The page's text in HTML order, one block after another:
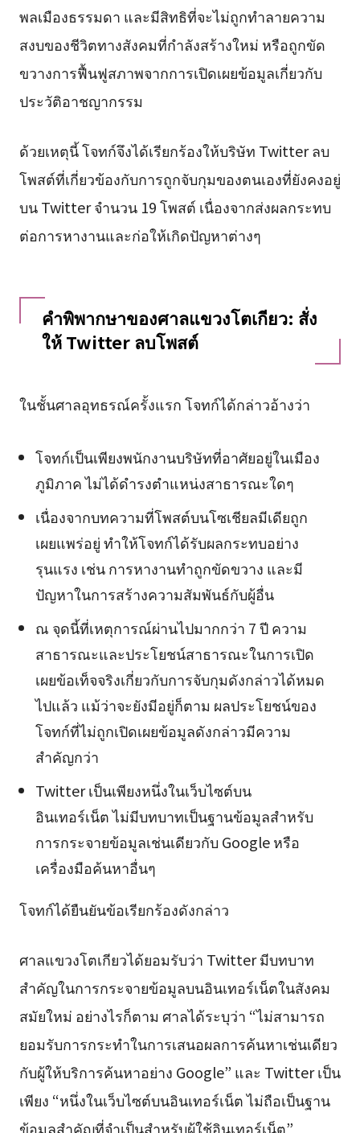
พลเมืองธรรมดา และมีสิทธิที่จะไม่ถูกทำลายความ
สงบของชีวิตทางสังคมที่กำลังสร้างใหม่ หรือถูกขัด
ขวางการฟื้นฟูสภาพจากการเปิดเผยข้อมูลเกี่ยวกับ
ประวัติอาชญากรรม
ด้วยเหตุนี้ โจทก์จึงได้เรียกร้องให้บริษัท Twitter ลบ
โพสต์ที่เกี่ยวข้องกับการถูกจับกุมของตนเองที่ยังคงอยู่
บน Twitter จำนวน 19 โพสต์ เนื่องจากส่งผลกระทบ
ต่อการหางานและก่อให้เกิดปัญหาต่างๆ
คำพิพากษาของศาลแขวงโตเกียว: สั่ง
ให้ Twitter ลบโพสต์
ในชั้นศาลอุทธรณ์ครั้งแรก โจทก์ได้กล่าวอ้างว่า
โจทก์เป็นเพียงพนักงานบริษัทที่อาศัยอยู่ในเมือง
ภูมิภาค ไม่ได้ดำรงตำแหน่งสาธารณะใดๆ
เนื่องจากบทความที่โพสต์บนโซเชียลมีเดียถูก
เผยแพร่อยู่ ทำให้โจทก์ได้รับผลกระทบอย่าง
รุนแรง เช่น การหางานทำถูกขัดขวาง และมี
ปัญหาในการสร้างความสัมพันธ์กับผู้อื่น
ณ จุดนี้ที่เหตุการณ์ผ่านไปมากกว่า 7 ปี ความ
สาธารณะและประโยชน์สาธารณะในการเปิด
เผยข้อเท็จจริงเกี่ยวกับการจับกุมดังกล่าวได้หมด
ไปแล้ว แม้ว่าจะยังมีอยู่ก็ตาม ผลประโยชน์ของ
โจทก์ที่ไม่ถูกเปิดเผยข้อมูลดังกล่าวมีความ
สำคัญกว่า
Twitter เป็นเพียงหนึ่งในเว็บไซต์บน
อินเทอร์เน็ต ไม่มีบทบาทเป็นฐานข้อมูลสำหรับ
การกระจายข้อมูลเช่นเดียวกับ Google หรือ
เครื่องมือค้นหาอื่นๆ
โจทก์ได้ยืนยันข้อเรียกร้องดังกล่าว
ศาลแขวงโตเกียวได้ยอมรับว่า Twitter มีบทบาท
สำคัญในการกระจายข้อมูลบนอินเทอร์เน็ตในสังคม
สมัยใหม่ อย่างไรก็ตาม ศาลได้ระบุว่า “ไม่สามารถ
ยอมรับการกระทำในการเสนอผลการค้นหาเช่นเดียว
กับผู้ให้บริการค้นหาอย่าง Google” และ Twitter เป็น
เพียง “หนึ่งในเว็บไซต์บนอินเทอร์เน็ต ไม่ถือเป็นฐาน
ข้อมูลสำคัญที่จำเป็นสำหรับผู้ใช้อินเทอร์เน็ต”